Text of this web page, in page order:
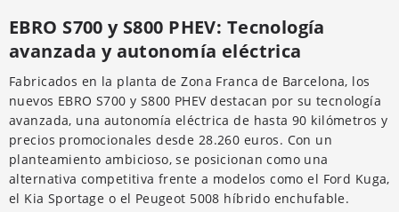
EBRO S700 y S800 PHEV: Tecnología
avanzada y autonomía eléctrica
Fabricados en la planta de Zona Franca de Barcelona, los
nuevos EBRO S700 y S800 PHEV destacan por su tecnología
avanzada, una autonomía eléctrica de hasta 90 kilómetros y
precios promocionales desde 28.260 euros. Con un
planteamiento ambicioso, se posicionan como una
alternativa competitiva frente a modelos como el Ford Kuga,
el Kia Sportage o el Peugeot 5008 híbrido enchufable.